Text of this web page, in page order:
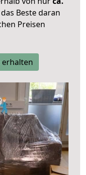
Beste daran
Preisen
erhalten